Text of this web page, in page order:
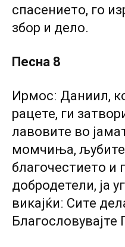
спасението, го
збор и дело.
Песна 8
Ирмосː Даниил,
рацете, ги
лавовите во
момчиња,
благочестието и
добродетели, ја
викајќиː Сите
Благословувајте